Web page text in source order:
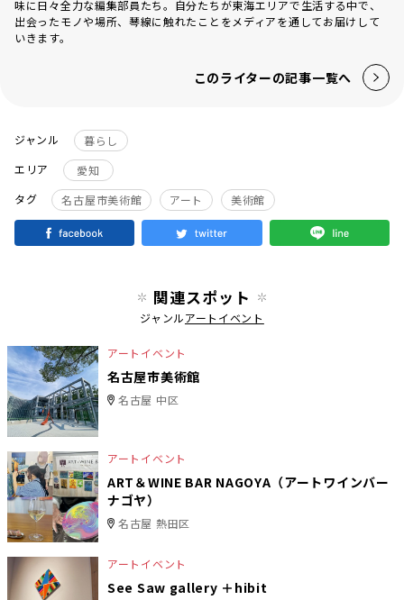
味に日々全力な編集部員たち。自分たちが東海エリアで生活する中で、
出会ったモノや場所、琴線に触れたことをメディアを通してお届けして
いきます。
このライターの記事一覧へ
ジャンル
暮らし
エリア
愛知
タグ
名古屋市美術館 アート 美術館
関連スポット
ジャンルアートイベント
アートイベント
名古屋市美術館
名古屋 中区
アートイベント
ART＆WINE BAR NAGOYA（アートワインバー
ナゴヤ）
名古屋 熱田区
アートイベント
See Saw gallery ＋hibit